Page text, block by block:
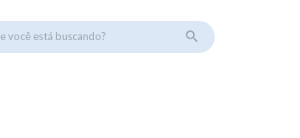
você está buscando?